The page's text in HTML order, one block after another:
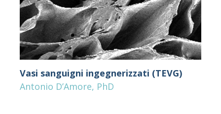
Vasi sanguigni ingegnerizzati (TEVG)
Antonio D’Amore, PhD